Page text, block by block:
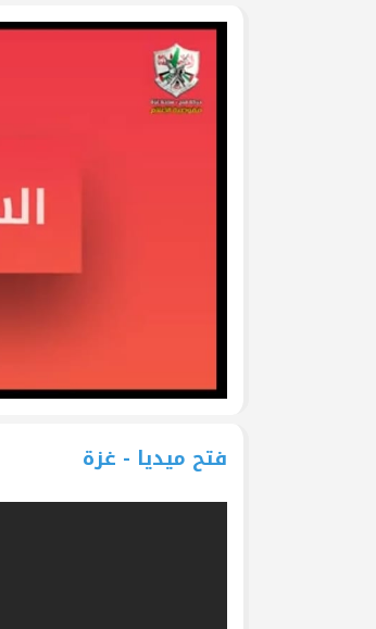
وفد من تيار
(العهد
تيار
بالصور:
قانون
فتح ميديا - غزة